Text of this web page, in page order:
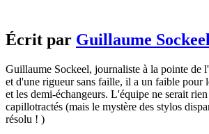
Écrit par Guillaume Sockeel
Guillaume Sockeel, journaliste à la pointe de
et d'une rigueur sans faille, il a un faible pour
et les demi-échangeurs. L'équipe ne serait
capillotractés (mais le mystère des stylos
résolu ! )